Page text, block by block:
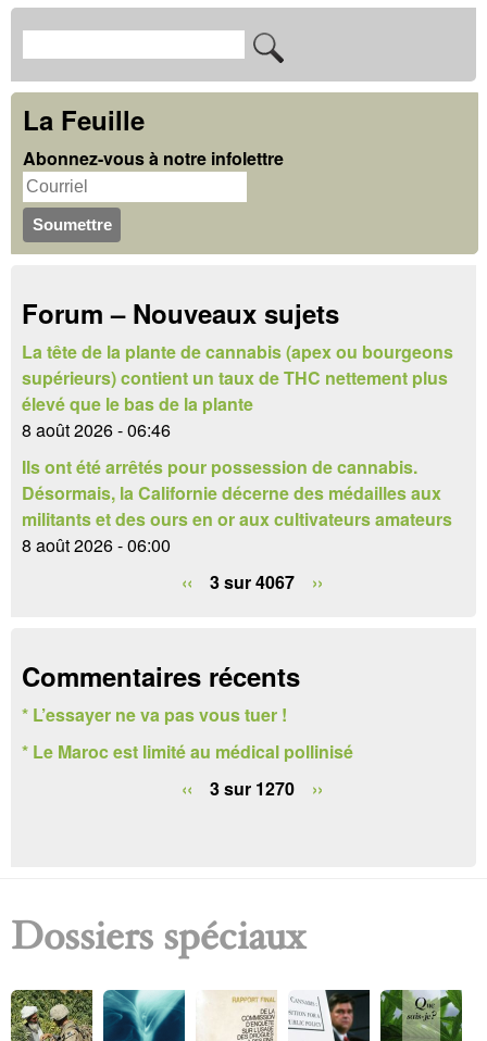
e
sF
o
r
m
u
l
i
r
e
d
e
r
e
r
c
e
c
h
e
r
c
e
r
La Feuille
Abonnez-vous à notre infolettre
Forum – Nouveaux sujets
La tête de la plante de cannabis (apex ou bourgeons
supérieurs) contient un taux de THC nettement plus
élevé que le bas de la plante
8 août 2026 - 06:46
Ils ont été arrêtés pour possession de cannabis.
Désormais, la Californie décerne des médailles aux
militants et des ours en or aux cultivateurs amateurs
8 août 2026 - 06:00
‹‹
3 sur 4067 ››
Commentaires récents
* L’essayer ne va pas vous tuer !
* Le Maroc est limité au médical pollinisé
‹‹
3 sur 1270 ››
Dossiers spéciaux